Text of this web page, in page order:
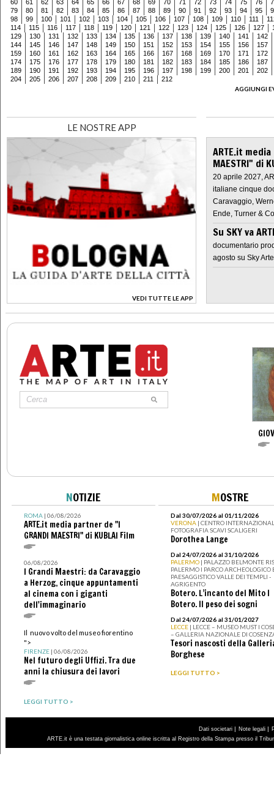
60 61 62 63 64 65 66 67 68 69 70 71 72 73 74 75 76
79
80 81 82 83 84 85 86 87 88 89 90 91 92 93 94 95
98
99 100 101 102 103 104 105 106 107 108 109 110 111
114
115 116 117 118 119 120 121 122 123 124 125 126 127
129
130 131 132 133 134 135 136 137 138 139 140 141
142
144
145 146 147 148 149 150 151 152 153 154 155 156
157
159
160 161 162 163 164 165 166 167 168 169 170 171
172
174
175 176 177 178 179 180 181 182 183 184 185 186
187
189
190 191 192 193 194 195 196 197 198 199 200 201
202
204
205 206 207 208 209 210 211
212
AGGIUNGI
LE NOSTRE APP
VEDI TUTTE LE APP
>
ARTE.it
MAESTRI" di
20 aprile 2027,
italiane cinque
Caravaggio,
Ende, Turner &
Su SKY va
documentario
agosto su Sky Arte
NOTIZIE
ROMA| 06/08/2026
ARTE.it media partner de "I
GRANDI MAESTRI" di KUBLAI Film
06/08/2026
I Grandi Maestri: da Caravaggio
a Herzog, cinque appuntamenti
al cinema con i giganti
dell'immaginario
Il nuovo volto del museo fiorentino
">
FIRENZE| 06/08/2026
Nel futuro degli Uffizi. Tra due
anni la chiusura dei lavori
LEGGI TUTTO >
MOSTRE
Dal 30/07/2026 al 01/11/2026
VERONA | CENTRO
FOTOGRAFIA SCAVI SCALIGERI
Dorothea Lange
Dal 24/07/2026 al 31/10/2026
PALERMO | PALAZZO BELMONTE
PALERMO I PARCO ARCHEOLOGICO
PAESAGGISTICO VALLE DEI TEMPLI -
AGRIGENTO
Botero. L’incanto del Mito I
Botero. Il peso dei sogni
Dal 24/07/2026 al 31/01/2027
LECCE | LECCE – MUSEO MUST I
– GALLERIA NAZIONALE DI
Tesori nascosti della
Borghese
LEGGI TUTTO >
Dati societari | Note legali |
ARTE.it è una testata giornalistica online iscritta al Registro della Stampa presso il